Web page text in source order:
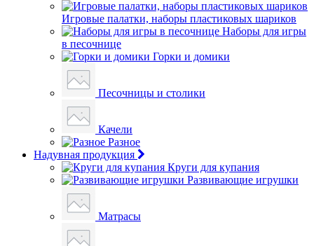
Игровые палатки, наборы пластиковых шариков
Наборы для игры
в песочнице
Горки и домики
Песочницы и столики
Качели
Разное
Надувная продукция
Круги для купания
Развивающие игрушки
Матрасы